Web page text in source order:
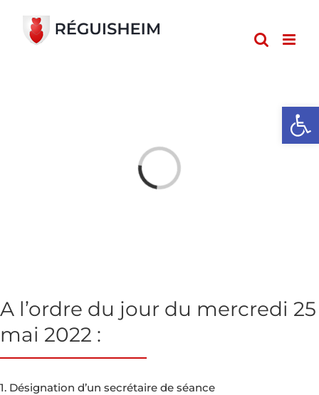
Loading...
A l’ordre du jour du mercredi 25
mai 2022 :
1. Désignation d’un secrétaire de séance
Ouvrir